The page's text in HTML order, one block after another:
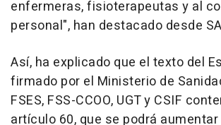
enfermeras, fisioterapeutas y al
personal", han destacado desde
Así, ha explicado que el texto del
firmado por el Ministerio de
FSES, FSS-CCOO, UGT y CSIF
artículo 60, que se podrá